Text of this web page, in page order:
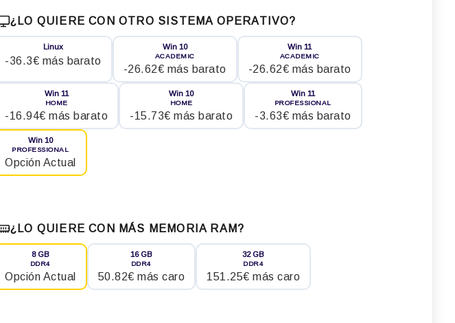
¿LO QUIERE CON OTRO SISTEMA OPERATIVO?
Linux
-36.3€ más barato
Win 10
ACADEMIC
-26.62€ más barato
Win 11
ACADEMIC
-26.62€ más barato
Win 11
HOME
-16.94€ más barato
Win 10
HOME
-15.73€ más barato
Win 11
PROFESSIONAL
-3.63€ más barato
Win 10
PROFESSIONAL
Opción Actual
¿LO QUIERE CON MÁS MEMORIA RAM?
8 GB
DDR4
Opción Actual
16 GB
DDR4
50.82€ más caro
32 GB
DDR4
151.25€ más caro